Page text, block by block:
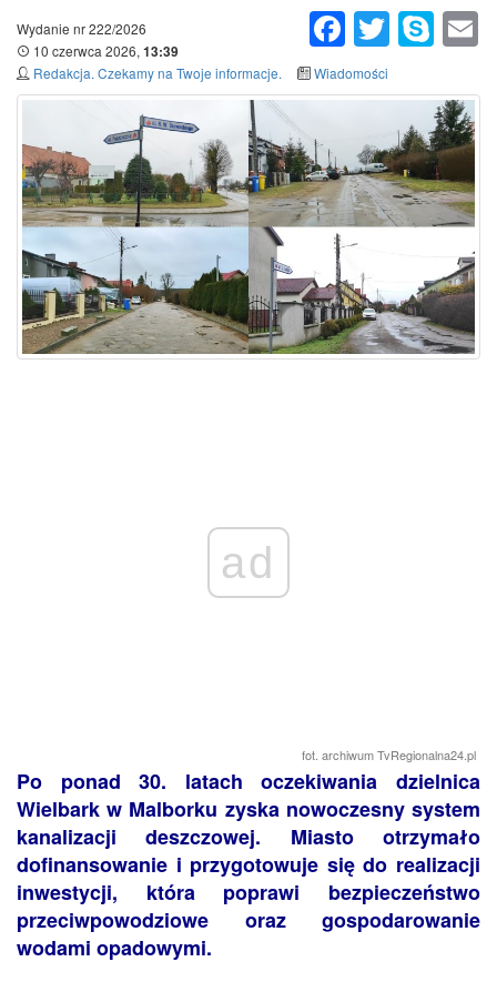
FacebookTwitter Skype
Wydanie nr 222/2026
10 czerwca 2026, 13:39
Redakcja. Czekamy na Twoje informacje.
Wiadomości
ad
fot. archiwum TvRegionalna24.pl
Po ponad 30. latach oczekiwania dzielnica
Wielbark w Malborku zyska nowoczesny system
kanalizacji deszczowej. Miasto otrzymało
dofinansowanie i przygotowuje się do realizacji
inwestycji, która poprawi bezpieczeństwo
przeciwpowodziowe oraz gospodarowanie
wodami opadowymi.